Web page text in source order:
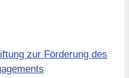
zur Förderung des